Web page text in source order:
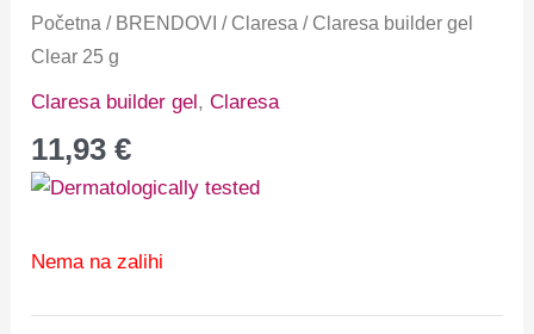
Početna / BRENDOVI / Claresa / Claresa builder gel
Clear 25 g
Claresa builder gel ,Claresa
11,93€
Nema na zalihi